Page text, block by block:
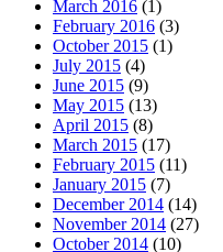
March 2016 (1)
February 2016 (3)
October 2015 (1)
July 2015 (4)
June 2015 (9)
May 2015 (13)
April 2015 (8)
March 2015 (17)
February 2015 (11)
January 2015 (7)
December 2014 (14)
November 2014 (27)
October 2014 (10)